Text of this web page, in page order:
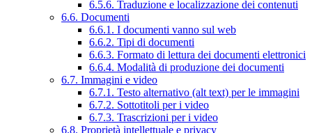
6.5.6. Traduzione e localizzazione dei contenuti
6.6. Documenti
6.6.1. I documenti vanno sul web
6.6.2. Tipi di documenti
6.6.3. Formato di lettura dei documenti elettronici
6.6.4. Modalità di produzione dei documenti
6.7. Immagini e video
6.7.1. Testo alternativo (alt text) per le immagini
6.7.2. Sottotitoli per i video
6.7.3. Trascrizioni per i video
6.8. Proprietà intellettuale e privacy